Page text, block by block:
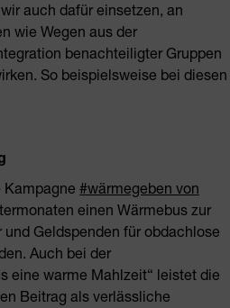
auch dafür einsetzen, an
wie Wegen aus der
benachteiligter Gruppen
So beispielsweise bei diesen
Kampagne #wärmegeben von
einen Wärmebus zur
Geldspenden für obdachlose
Auch bei der
eine warme Mahlzeit“ leistet die
Beitrag als verlässliche